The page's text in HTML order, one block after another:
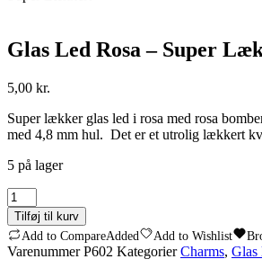
Glas Led Rosa – Super
5,00 kr.
Super lækker glas led i rosa med rosa
med 4,8 mm hul. Det er et utrolig lækkert
5 på lager
Glas
Led
Rosa
-
Super
Tilføj til kurv
Add to CompareAdded Add to Wishlist
VarenummerP602 Kategorier Charms, Glas